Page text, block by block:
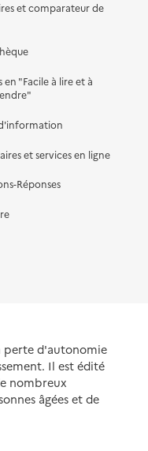
et comparateur de
en "Facile à lire et à
et services en ligne
Réponses
perte d'autonomie
Il est édité
nombreux
âgées et de